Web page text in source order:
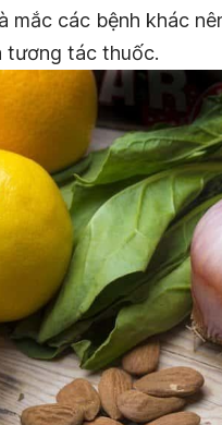
mắc các bệnh khác
tương tác thuốc.